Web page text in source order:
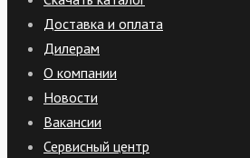
Доставка и оплата
Дилерам
О компании
Новости
Вакансии
Сервисный центр